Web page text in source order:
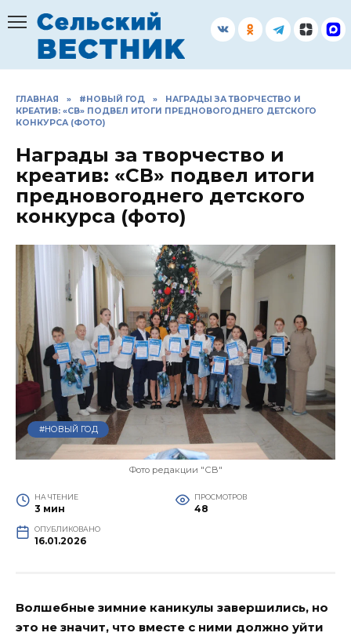
содержанию
ГЛАВНАЯ » #НОВЫЙ ГОД »
НАГРАДЫ ЗА ТВОРЧЕСТВО И
КРЕАТИВ: «СВ» ПОДВЕЛ ИТОГИ ПРЕДНОВОГОДНЕГО ДЕТСКОГО
КОНКУРСА (ФОТО)
Награды за творчество и
креатив: «СВ» подвел итоги
предновогоднего детского
конкурса (фото)
#НОВЫЙ ГОД
Фото редакции "СВ"
НА ЧТЕНИЕ
3 мин
ПРОСМОТРОВ
48
ОПУБЛИКОВАНО
16.01.2026
Волшебные зимние каникулы завершились, но
это не значит, что вместе с ними должно уйти